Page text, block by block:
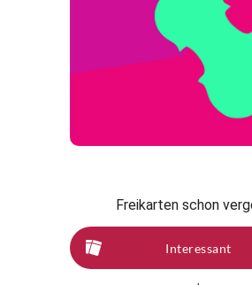
Freikarten schon
Interessant